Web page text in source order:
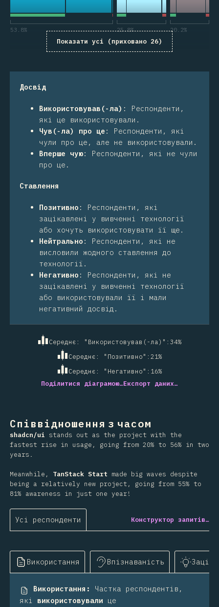
53.8% 25.8% 20.2%
Показати усі (приховано 26)
Досвід
Використовував(-ла) : Респонденти,
які це використовували.
Чув(-ла) про це : Респонденти, які
чули про це, але не використовували.
Вперше чую: Респонденти, які не чули
про це.
Ставлення
Позитивно : Респонденти, які
зацікавлені у вивченні технології
або хочуть використовувати її ще.
Нейтрально : Респонденти, які не
висловили жодного ставлення до
технології.
Негативно : Респонденти, які не
зацікавлені у вивченні технології
або використовували її і мали
негативний досвід.
Середнє: "Використовував(-ла)" : 34%
Середнє: "Позитивно" : 21%
Середнє: "Негативно" : 16%
Поділитися діаграмою…Експорт даних…
Співвідношення з часом
shadcn/ui stands out as the project with the
fastest rise in usage, going from 20% to 56% in two
years.
Meanwhile, TanStack Start made big waves despite
being a relatively new project, going from 55% to
81% awareness in just one year!
Усі респонденти Конструктор запитів…
Використання Впізнаваність
Використання :
Частка респондентів,
які використовували це